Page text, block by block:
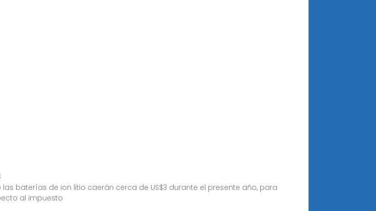
baterías de ion litio caerán cerca de US$3 durante el presente año, para
al impuesto